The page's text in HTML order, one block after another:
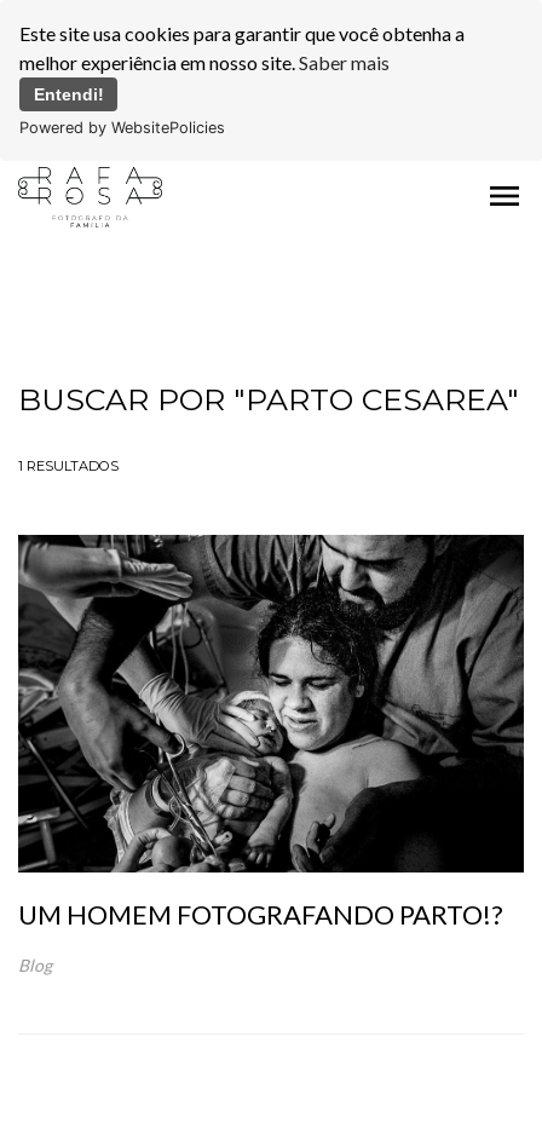
Este site usa cookies para garantir que você obtenha a
melhor experiência em nosso site.Saber mais
Entendi!
Powered by WebsitePolicies
menu
BUSCAR POR "PARTO CESAREA"
1 RESULTADOS
UM HOMEM FOTOGRAFANDO PARTO!?
Blog